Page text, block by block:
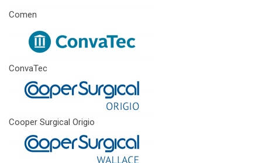
Comen
ConvaTec
Cooper Surgical Origio